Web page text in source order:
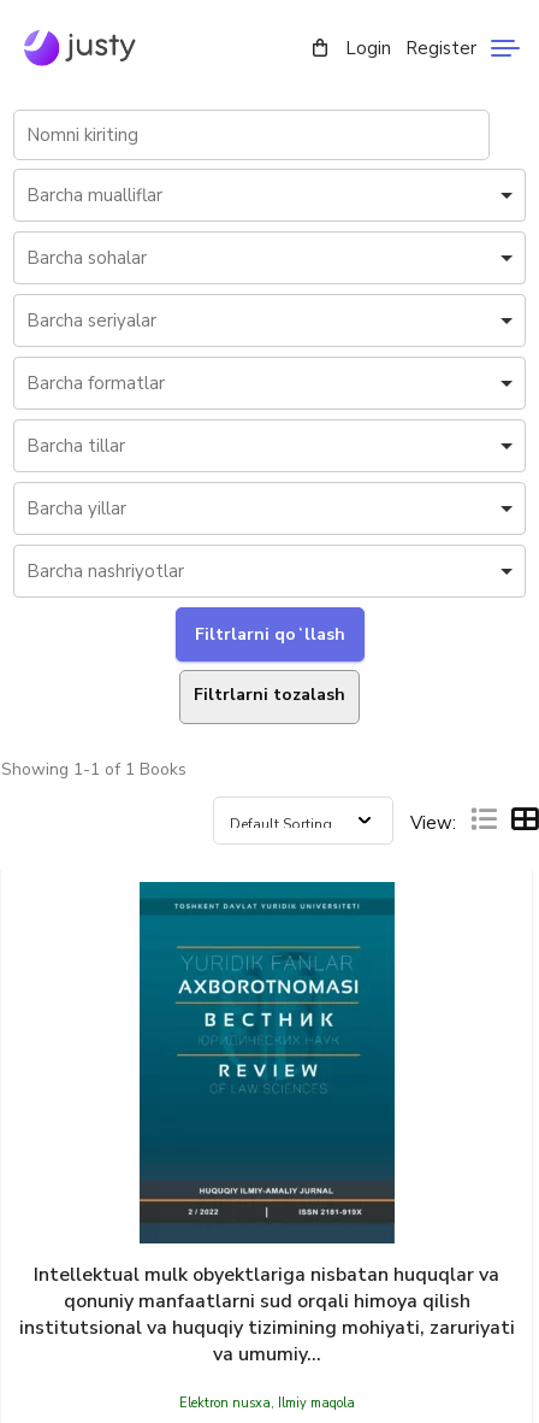
Login Register
Filtrlarni tozalash
Showing 1-1 of 1 Books
View:
Intellektual mulk obyektlariga nisbatan huquqlar va
qonuniy manfaatlarni sud orqali himoya qilish
institutsional va huquqiy tizimining mohiyati, zaruriyati
va umumiy...
Elektron nusxa, Ilmiy maqola